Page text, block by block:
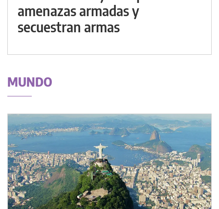
amenazas armadas y
secuestran armas
MUNDO